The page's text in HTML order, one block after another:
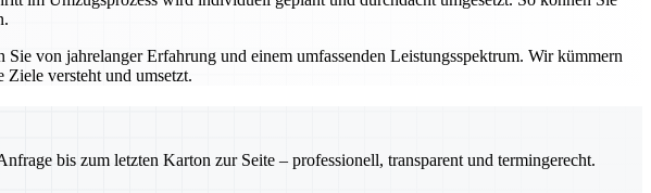
von jahrelanger Erfahrung und einem umfassenden Leistungsspektrum. Wir kümmern
Ziele versteht und umsetzt.
bis zum letzten Karton zur Seite – professionell, transparent und termingerecht.